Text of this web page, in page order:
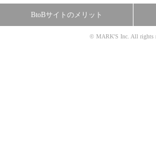
BtoBサイトのメリット
© MARK'S Inc. All rights